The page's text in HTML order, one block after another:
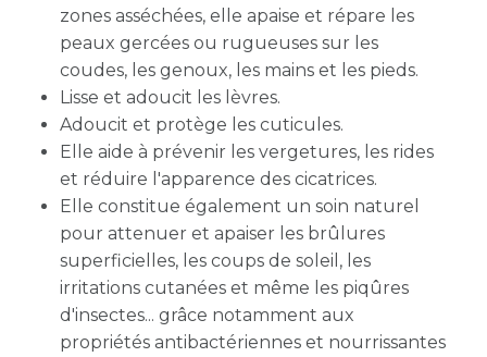
zones asséchées, elle apaise et répare les
peaux gercées ou rugueuses sur les
coudes, les genoux, les mains et les pieds.
Lisse et adoucit les lèvres.
Adoucit et protège les cuticules.
Elle aide à prévenir les vergetures, les rides
et réduire l'apparence des cicatrices.
Elle constitue également un soin naturel
pour attenuer et apaiser les brûlures
superficielles, les coups de soleil, les
irritations cutanées et même les piqûres
d'insectes... grâce notamment aux
propriétés antibactériennes et nourrissantes